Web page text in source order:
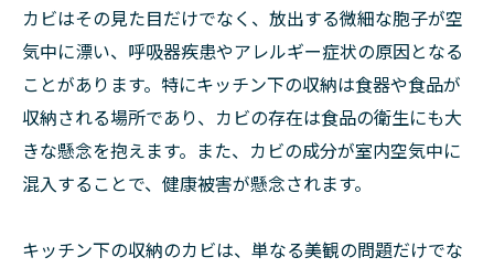
カビはその見た目だけでなく、放出する微細な胞子が空
気中に漂い、呼吸器疾患やアレルギー症状の原因となる
ことがあります。特にキッチン下の収納は食器や食品が
収納される場所であり、カビの存在は食品の衛生にも大
きな懸念を抱えます。また、カビの成分が室内空気中に
混入することで、健康被害が懸念されます。
キッチン下の収納のカビは、単なる美観の問題だけでな